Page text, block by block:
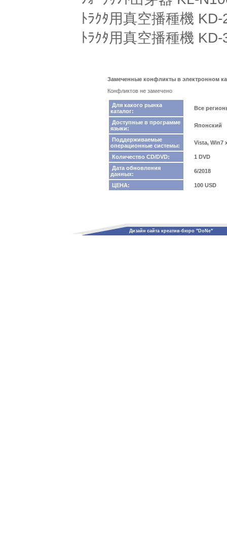
ﾄﾗｸﾀ用真空播種機
ﾄﾗｸﾀ用真空播種機
Замеченные конфликты в электронном
Конфликтов не замечено
Для какого рынка
каталог:
Все
Доступные в программе
языки:
Японский
Поддерживаемые
операционные системы:
Vista, Win7
Количество CD/DVD:
1 DVD
Дата обновления
данных:
6/2018
ЦЕНА: 100 USD
Дизайн сайта креатив-бюро "DoNe"